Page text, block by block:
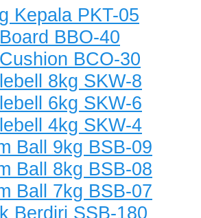
Kepala PKT-05
BBO-40
BCO-30
8kg SKW-8
6kg SKW-6
4kg SKW-4
Ball 9kg BSB-09
Ball 8kg BSB-08
Ball 7kg BSB-07
Berdiri SSB-180